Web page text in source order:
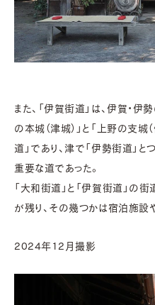
また、「伊賀街道」は、伊賀・
の本城（津城）」と「上野の支城
道」であり、津で「伊勢街道」と
重要な道であった。
「大和街道」と「伊賀街道」の
が残り、その幾つかは宿泊施設
2024年12月撮影